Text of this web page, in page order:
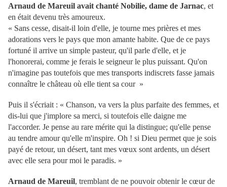
Arnaud de Mareuil avait chanté Nobilie, dame de Jarnac, et
en était devenu très amoureux.
« Sans cesse, disait-il loin d'elle, je tourne mes prières et mes
adorations vers le pays que mon amante habite. Que de ce pays
fortuné il arrive un simple pasteur, qu'il parle d'elle, et je
l'honorerai, comme je ferais le seigneur le plus puissant. Qu'on
n'imagine pas toutefois que mes transports indiscrets fasse jamais
connaître le château où elle tient sa cour »
Puis il s'écriait : « Chanson, va vers la plus parfaite des femmes, et
dis-lui que j'implore sa merci, si toutefois elle daigne me
l'accorder. Je pense au rare mérite qui la distingue; qu'elle pense
au tendre amour qu'elle m'inspire. Oh ! si Dieu permet que je sois
payé de retour, un désert, tant mes vœux sont ardents, un désert
avec elle sera pour moi le paradis. »
Arnaud de Mareuil, tremblant de ne pouvoir obtenir le cœur de